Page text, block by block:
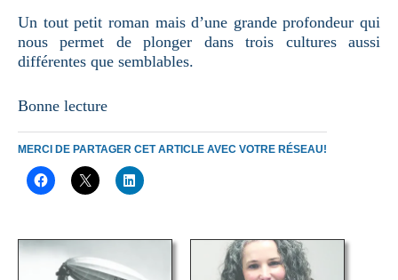
Un tout petit roman mais d’une grande profondeur qui
nous permet de plonger dans trois cultures aussi
différentes que semblables.
Bonne lecture
MERCI DE PARTAGER CET ARTICLE AVEC VOTRE RÉSEAU!